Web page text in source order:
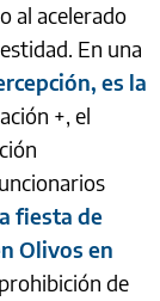
al acelerado
En una
es la
+, el
a fiesta de
Olivos en
de